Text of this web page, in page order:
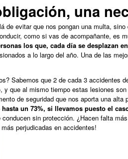
una
de evitar que nos pongan una multa,
como si vas de acompañante, es
los que, cada día se desplazan
a lo largo del año. Una de las
Sabemos que 2 de cada 3 accidentes
, y que al mismo tiempo estas lesiones
de seguridad que nos aporta una
un 73%, si llevamos puesto el
sin protección. ¿Hacen falta
perjudicadas en accidentes!